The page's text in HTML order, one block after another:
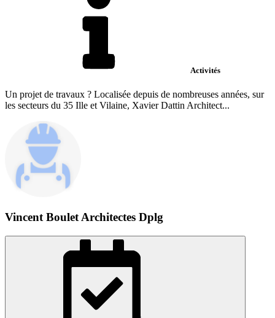
Activités
Un projet de travaux ? Localisée depuis de nombreuses années, sur
les secteurs du 35 Ille et Vilaine, Xavier Dattin Architect...
Vincent Boulet Architectes Dplg